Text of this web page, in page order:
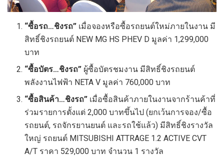
“ซื้อรถ…ชิงรถ” เมื่อจองหรือซื้อรถยนต์ใหม่ภายในงาน มี
สิทธิ์ชิงรถยนต์ NEW MG HS PHEV D มูลค่า 1,299,000
บาท
“ซื้อบัตร…ชิงรถ” ผู้ซื้อบัตรชมงาน มีสิทธิ์ชิงรถยนต์
พลังงานไฟฟ้า NETA V มูลค่า 760,000 บาท
“ซื้อสินค้า…ชิงรถ” เมื่อซื้อสินค้าภายในงานจากร้านค้าที่
ร่วมรายการตั้งแต่ 2,000 บาทขึ้นไป (ยกเว้นการจอง/ซื้อ
รถยนต์, รถจักรยานยนต์ และรถใช้แล้ว) มีสิทธิ์ชิงรางวัล
ใหญ่ รถยนต์ MITSUBISHI ATTRAGE 1.2 ACTIVE CVT
A/T ราคา 529,000 บาท จำนวน 1 รางวัล